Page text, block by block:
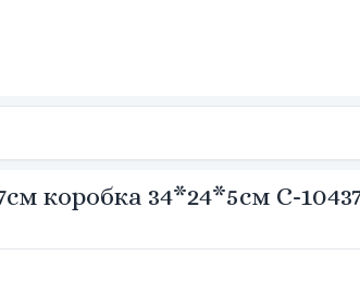
коробка 34*24*5см С-